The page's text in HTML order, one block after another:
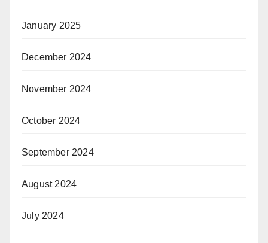
January 2025
December 2024
November 2024
October 2024
September 2024
August 2024
July 2024